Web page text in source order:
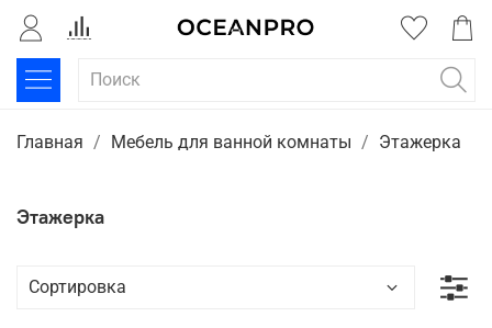
Главная Мебель для ванной комнаты Этажерка
Этажерка